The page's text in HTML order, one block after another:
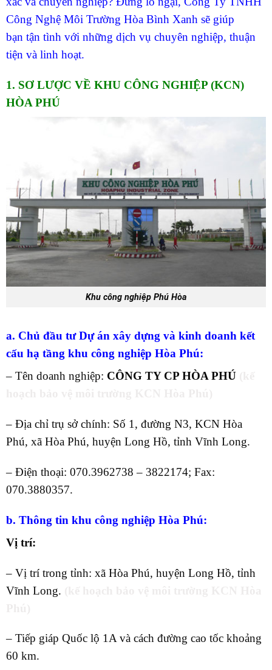
Công Nghệ Môi Trường Hòa Bình Xanh sẽ giúp
bạn tận tình với những dịch vụ chuyên nghiệp, thuận
tiện và linh hoạt.
1. SƠ LƯỢC VỀ KHU CÔNG NGHIỆP (KCN)
HÒA PHÚ
Khu công nghiệp Phú Hòa
a. Chủ đầu tư Dự án xây dựng và kinh doanh kết
cấu hạ tầng khu công nghiệp Hòa Phú:
– Tên doanh nghiệp: CÔNG TY CP HÒA PHÚ
– Địa chỉ trụ sở chính: Số 1, đường N3, KCN Hòa
Phú, xã Hòa Phú, huyện Long Hồ, tỉnh Vĩnh Long.
– Điện thoại: 070.3962738 – 3822174; Fax:
070.3880357.
b. Thông tin khu công nghiệp Hòa Phú:
Vị trí:
– Vị trí trong tỉnh: xã Hòa Phú, huyện Long Hồ, tỉnh
Vĩnh Long.
– Tiếp giáp Quốc lộ 1A và cách đường cao tốc khoảng
60 km.